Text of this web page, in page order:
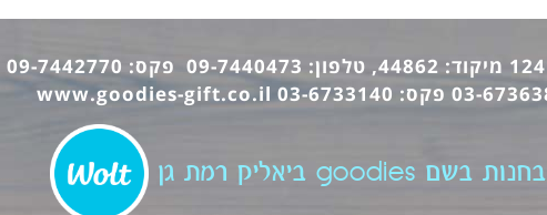
www.goodies-gift.co.il
בחנות בשם goodies ביאליק רמת גן